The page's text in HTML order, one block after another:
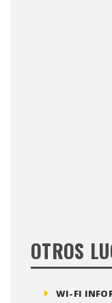
OTROS
WI-FI